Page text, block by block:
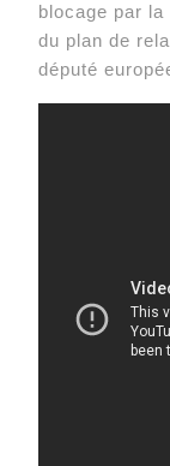
blocage par
du plan de
député